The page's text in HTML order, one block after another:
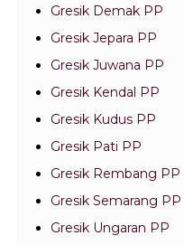
Gresik Demak PP
Gresik Jepara PP
Gresik Juwana PP
Gresik Kendal PP
Gresik Kudus PP
Gresik Pati PP
Gresik Rembang PP
Gresik Semarang PP
Gresik Ungaran PP